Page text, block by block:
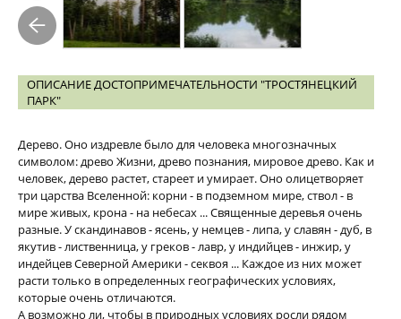
ОПИСАНИЕ ДОСТОПРИМЕЧАТЕЛЬНОСТИ "ТРОСТЯНЕЦКИЙ
ПАРК"
Дерево. Оно издревле было для человека многозначных
символом: древо Жизни, древо познания, мировое древо. Как и
человек, дерево растет, стареет и умирает. Оно олицетворяет
три царства Вселенной: корни - в подземном мире, ствол - в
мире живых, крона - на небесах ... Священные деревья очень
разные. У скандинавов - ясень, у немцев - липа, у славян - дуб, в
якутив - лиственница, у греков - лавр, у индийцев - инжир, у
индейцев Северной Америки - секвоя ... Каждое из них может
расти только в определенных географических условиях,
которые очень отличаются.
А возможно ли, чтобы в природных условиях росли рядом